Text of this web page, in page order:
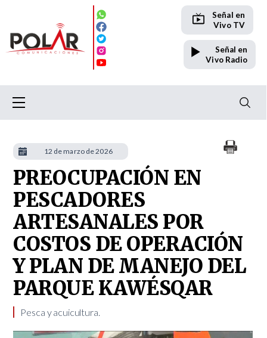
Señal en
Vivo TV
Señal en
Vivo Radio
PREOCUPACIÓN EN
PESCADORES
ARTESANALES POR
COSTOS DE OPERACIÓN
Y PLAN DE MANEJO DEL
PARQUE KAWÉSQAR
Pesca y acuicultura.
12 de marzo de 2026